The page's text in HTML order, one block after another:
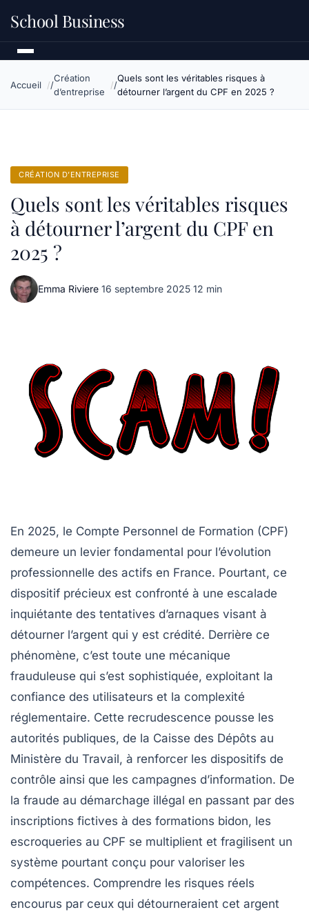
School Business
Accueil
Création
d’entreprise
Quels sont les véritables risques à
détourner l’argent du CPF en 2025 ?
CRÉATION D’ENTREPRISE
Quels sont les véritables risques
à détourner l’argent du CPF en
2025 ?
Emma Riviere·16 septembre 2025·12 min
En 2025, le Compte Personnel de Formation (CPF)
demeure un levier fondamental pour l’évolution
professionnelle des actifs en France. Pourtant, ce
dispositif précieux est confronté à une escalade
inquiétante des tentatives d’arnaques visant à
détourner l’argent qui y est crédité. Derrière ce
phénomène, c’est toute une mécanique
frauduleuse qui s’est sophistiquée, exploitant la
confiance des utilisateurs et la complexité
réglementaire. Cette recrudescence pousse les
autorités publiques, de la Caisse des Dépôts au
Ministère du Travail, à renforcer les dispositifs de
contrôle ainsi que les campagnes d’information. De
la fraude au démarchage illégal en passant par des
inscriptions fictives à des formations bidon, les
escroqueries au CPF se multiplient et fragilisent un
système pourtant conçu pour valoriser les
compétences. Comprendre les risques réels
encourus par ceux qui détourneraient cet argent